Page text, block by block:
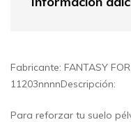
Fabricante: FANTASY
11203nnnnDescripción:
Para reforzar tu suelo